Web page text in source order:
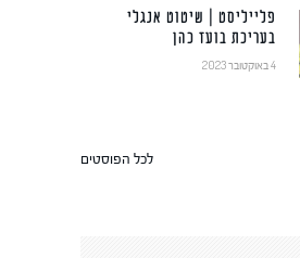
פלייליסט | שיטוט אנגלי
בעריכת בועז כהן
4 באוקטובר 2023
לכל הפוסטים